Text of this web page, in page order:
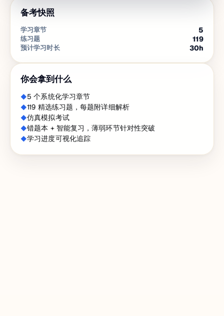
备考快照
学习章节 5
练习题 119
预计学习时长 30h
你会拿到什么
5 个系统化学习章节
119 精选练习题，每题附详细解析
仿真模拟考试
错题本 + 智能复习，薄弱环节针对性突破
学习进度可视化追踪